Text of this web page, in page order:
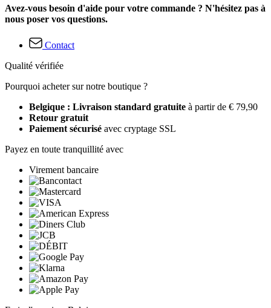
Avez-vous besoin d'aide pour votre commande ? N'hésitez pas à
nous poser vos questions.
Contact
Qualité vérifiée
Pourquoi acheter sur notre boutique ?
Belgique : Livraison standard gratuite à partir de € 79,90
Retour gratuit
Paiement sécurisé avec cryptage SSL
Payez en toute tranquillité avec
Virement bancaire